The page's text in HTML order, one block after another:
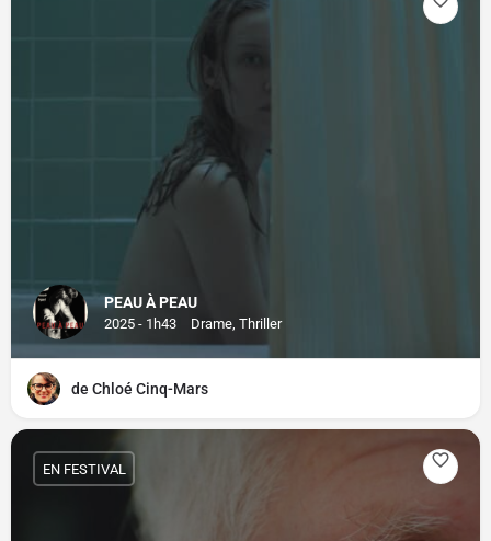
PEAU À PEAU
2025 - 1h43 Drame, Thriller
de Chloé Cinq-Mars
EN FESTIVAL